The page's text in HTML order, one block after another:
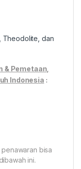
Theodolite, dan
& Pemetaan,
Indonesia :
bisa
ini.